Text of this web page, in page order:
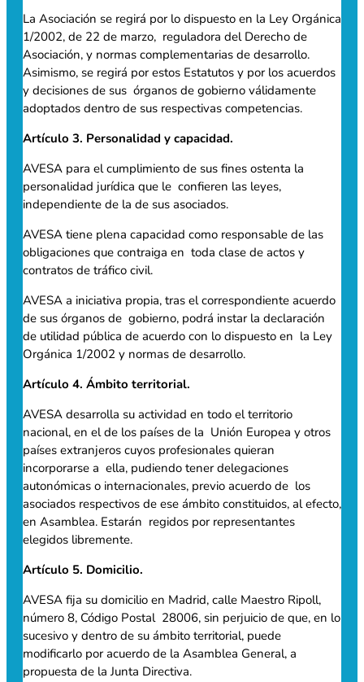
La Asociación se regirá por lo dispuesto en la Ley Orgánica
1/2002, de 22 de marzo, reguladora del Derecho de
Asociación, y normas complementarias de desarrollo.
Asimismo, se regirá por estos Estatutos y por los acuerdos
y decisiones de sus órganos de gobierno válidamente
adoptados dentro de sus respectivas competencias.
Artículo 3. Personalidad y capacidad.
AVESA para el cumplimiento de sus fines ostenta la
personalidad jurídica que le confieren las leyes,
independiente de la de sus asociados.
AVESA tiene plena capacidad como responsable de las
obligaciones que contraiga en toda clase de actos y
contratos de tráfico civil.
AVESA a iniciativa propia, tras el correspondiente acuerdo
de sus órganos de gobierno, podrá instar la declaración
de utilidad pública de acuerdo con lo dispuesto en la Ley
Orgánica 1/2002 y normas de desarrollo.
Artículo 4. Ámbito territorial.
AVESA desarrolla su actividad en todo el territorio
nacional, en el de los países de la Unión Europea y otros
países extranjeros cuyos profesionales quieran
incorporarse a ella, pudiendo tener delegaciones
autonómicas o internacionales, previo acuerdo de los
asociados respectivos de ese ámbito constituidos, al efecto,
en Asamblea. Estarán regidos por representantes
elegidos libremente.
Artículo 5. Domicilio.
AVESA fija su domicilio en Madrid, calle Maestro Ripoll,
número 8, Código Postal 28006, sin perjuicio de que, en lo
sucesivo y dentro de su ámbito territorial, puede
modificarlo por acuerdo de la Asamblea General, a
propuesta de la Junta Directiva.